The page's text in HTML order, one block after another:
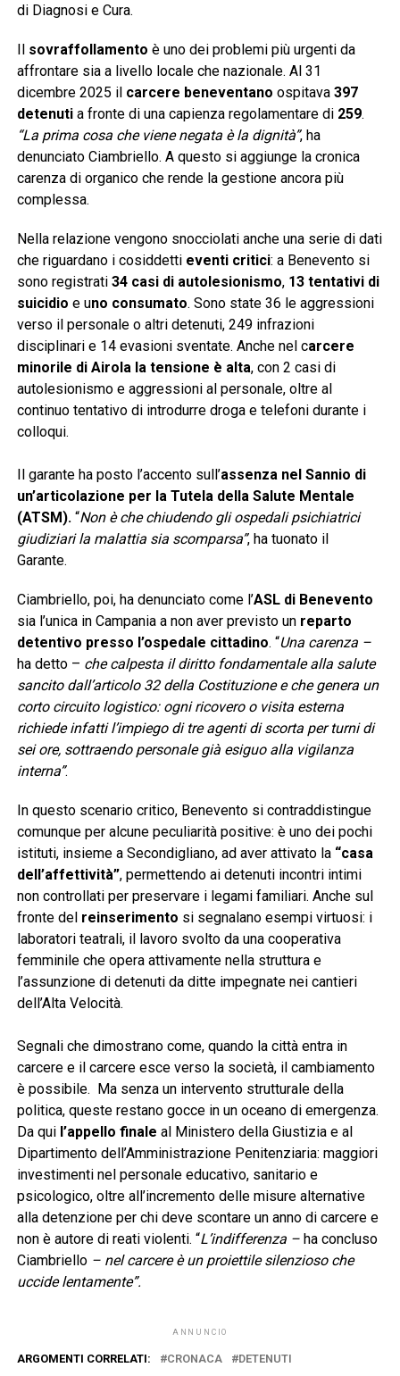
di Diagnosi e Cura.
Il sovraffollamento è uno dei problemi più urgenti da
affrontare sia a livello locale che nazionale. Al 31
dicembre 2025 il carcere beneventano ospitava397
detenutia fronte di una capienza regolamentare di259.
“La prima cosa che viene negata è la dignità”, ha
denunciato Ciambriello. A questo si aggiunge la cronica
carenza di organico che rende la gestione ancora più
complessa.
Nella relazione vengono snocciolati anche una serie di dati
che riguardano i cosiddettieventi critici: a Benevento si
sono registrati 34 casi di autolesionismo, 13 tentativi di
suicidio e uno consumato. Sono state 36 le aggressioni
verso il personale o altri detenuti, 249 infrazioni
disciplinari e 14 evasioni sventate. Anche nel carcere
minorile di Airola la tensione è alta, con 2 casi di
autolesionismo e aggressioni al personale, oltre al
continuo tentativo di introdurre droga e telefoni durante i
colloqui.
Il garante ha posto l’accento sull’assenza nel Sannio di
un’articolazione per la Tutela della Salute Mentale
(ATSM).“Non è che chiudendo gli ospedali psichiatrici
giudiziari la malattia sia scomparsa”, ha tuonato il
Garante.
Ciambriello, poi, ha denunciato come l’ASL di Benevento
sia l’unica in Campania a non aver previsto un reparto
detentivo presso l’ospedale cittadino. “Una carenza –
ha detto – che calpesta il diritto fondamentale alla salute
sancito dall’articolo 32 della Costituzione e che genera un
corto circuito logistico: ogni ricovero o visita esterna
richiede infatti l’impiego di tre agenti di scorta per turni di
sei ore, sottraendo personale già esiguo alla vigilanza
interna”.
In questo scenario critico, Benevento si contraddistingue
comunque per alcune peculiarità positive: è uno dei pochi
istituti, insieme a Secondigliano, ad aver attivato la “casa
dell’affettività”, permettendo ai detenuti incontri intimi
non controllati per preservare i legami familiari. Anche sul
fronte del reinserimento si segnalano esempi virtuosi: i
laboratori teatrali, il lavoro svolto da una cooperativa
femminile che opera attivamente nella struttura e
l’assunzione di detenuti da ditte impegnate nei cantieri
dell’Alta Velocità.
Segnali che dimostrano come, quando la città entra in
carcere e il carcere esce verso la società, il cambiamento
è possibile. Ma senza un intervento strutturale della
politica, queste restano gocce in un oceano di emergenza.
Da qui l’appello finale al Ministero della Giustizia e al
Dipartimento dell’Amministrazione Penitenziaria: maggiori
investimenti nel personale educativo, sanitario e
psicologico, oltre all’incremento delle misure alternative
alla detenzione per chi deve scontare un anno di carcere e
non è autore di reati violenti. “L’indifferenza – ha concluso
Ciambriello – nel carcere è un proiettile silenzioso che
uccide lentamente”.
ANNUNCIO
ARGOMENTI CORRELATI: CRONACA DETENUTI